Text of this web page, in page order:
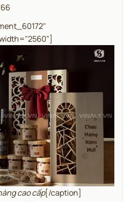
cao cấp[/caption]